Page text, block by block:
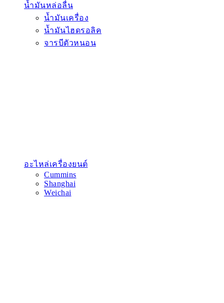
น้ำมันหล่อลื่น
น้ำมันเครื่อง
น้ำมันไฮดรอลิค
จารบีตัวหนอน
อะไหล่เครื่องยนต์
Cummins
Shanghai
Weichai